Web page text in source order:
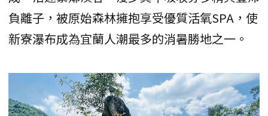
負離子，被原始森林擁抱享受優質活氧SPA，使
新寮瀑布成為宜蘭人潮最多的消暑勝地之一。